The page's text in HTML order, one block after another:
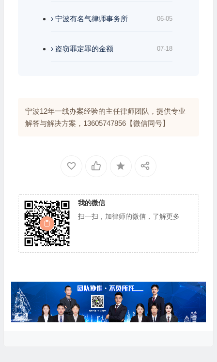
› 宁波有名气律师事务所 06-05
› 盗窃罪定罪的金额 07-18
宁波12年一线办案经验的主任律师团队，提供专业
解答与解决方案，13605747856【微信同号】
我的微信
扫一扫，加律师的微信，了解更多